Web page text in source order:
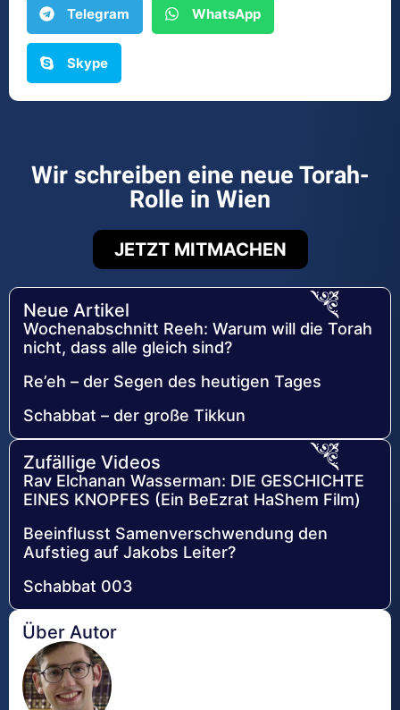
Telegram WhatsApp
Skype
Wir schreiben eine neue Torah-
Rolle in Wien
JETZT MITMACHEN
Neue Artikel
Wochenabschnitt Reeh: Warum will die Torah
nicht, dass alle gleich sind?
Re’eh – der Segen des heutigen Tages
Schabbat – der große Tikkun
Zufällige Videos
Rav Elchanan Wasserman: DIE GESCHICHTE
EINES KNOPFES (Ein BeEzrat HaShem Film)
Beeinflusst Samenverschwendung den
Aufstieg auf Jakobs Leiter?
Schabbat 003
Über Autor